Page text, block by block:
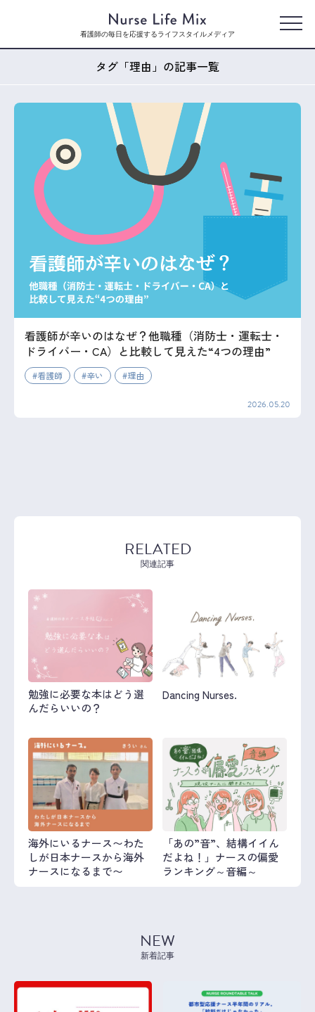
看護師の毎日を応援するライフスタイルメディア
タグ「理由」の記事一覧
看護師が辛いのはなぜ？他職種（消防士・運転士・
ドライバー・CA）と比較して見えた“4つの理由”
看護師 辛い 理由
2026.05.20
RELATED
関連記事
勉強に必要な本はどう選
んだらいいの？
Dancing Nurses.
海外にいるナース〜わた
しが日本ナースから海外
ナースになるまで〜
「あの”音”、結構イイん
だよね！」ナースの偏愛
ランキング～音編～
NEW
新着記事